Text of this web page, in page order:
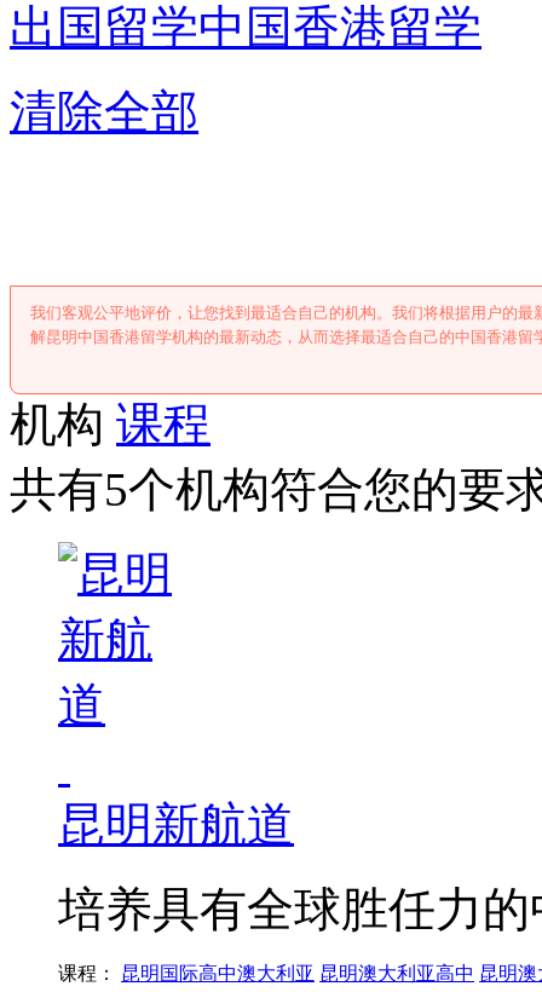
出国留学中国香港留学
清除全部
我们客观公平地评价，让您找到最适合自己的机构。我们将根据用户的
解昆明中国香港留学机构的最新动态，从而选择最适合自己的中国香港留
机构 课程
共有5个机构符合您的要
昆明新航道
培养具有全球胜任力
课程： 昆明国际高中澳大利亚 昆明澳大利亚高中 昆明